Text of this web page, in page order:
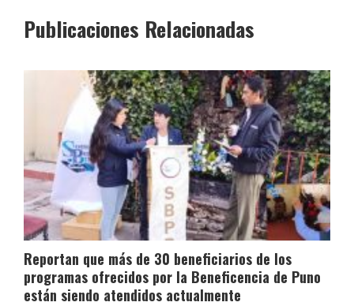
Publicaciones Relacionadas
Reportan que más de 30 beneficiarios de los
programas ofrecidos por la Beneficencia de Puno
están siendo atendidos actualmente